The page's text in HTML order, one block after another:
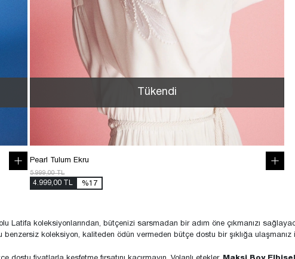
Tükendi
Pearl Tulum Ekru
5.999,00 TL
4.999,00 TL %17
koleksiyonlarından, bütçenizi sarsmadan bir adım öne çıkmanızı
koleksiyon, kaliteden ödün vermeden bütçe dostu bir şıklığa ulaşmanız